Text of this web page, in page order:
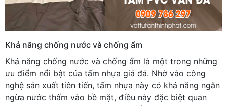
Khả năng chống nước và chống ẩm
Khả năng chống nước và chống ẩm là một trong những
ưu điểm nổi bật của tấm nhựa giả đá. Nhờ vào công
nghệ sản xuất tiên tiến, tấm nhựa này có khả năng ngăn
ngừa nước thấm vào bề mặt, điều này đặc biệt quan